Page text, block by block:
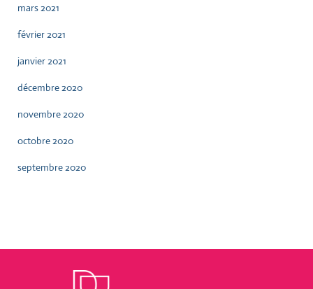
mars 2021
février 2021
janvier 2021
décembre 2020
novembre 2020
octobre 2020
septembre 2020